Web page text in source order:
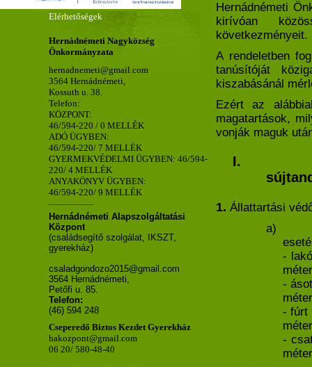
Elérhetőségek
Hernádnémeti Nagyközség
Önkormányzata
hernadnemeti@gmail.com
3564 Hernádnémeti,
Kossuth u. 38.
Telefon:
KÖZPONT:
46/594-220 / 0 MELLÉK
ADÓ ÜGYBEN:
46/594-220/ 7 MELLÉK
GYERMEKVÉDELMI ÜGYBEN: 46/594-
220/ 4 MELLÉK
ANYAKÖNYV ÜGYBEN:
46/594-220/ 9 MELLÉK
Hernádnémeti Alapszolgáltatási
Központ
(családsegítő szolgálat, IKSZT,
gyerekház)
csaladgondozo2015@gmail.com
3564 Hernádnémeti,
Petőfi u. 85.
Telefon:
(46) 594 248
Cseperedő Biztos Kezdet Gyerekház
hakozpont@gmail.com
06 20/ 580-48-40
Hernádnémeti
kirívóan
következményeit.
A rendeletben
tanúsítóját
kiszabásánál
Ezért az
magatartások,
vonják maguk
I.
1. Állattartási
a)
-
méter
-
méter
-
méter
-
méter